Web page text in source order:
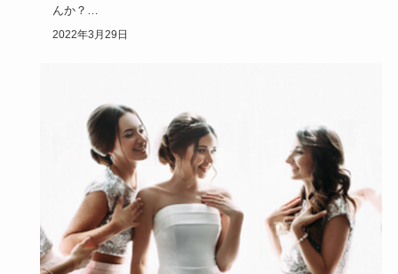
んか？
くるりんぱは、とても便利で簡単なアレンジ法ですが、結婚
2022年3月29日